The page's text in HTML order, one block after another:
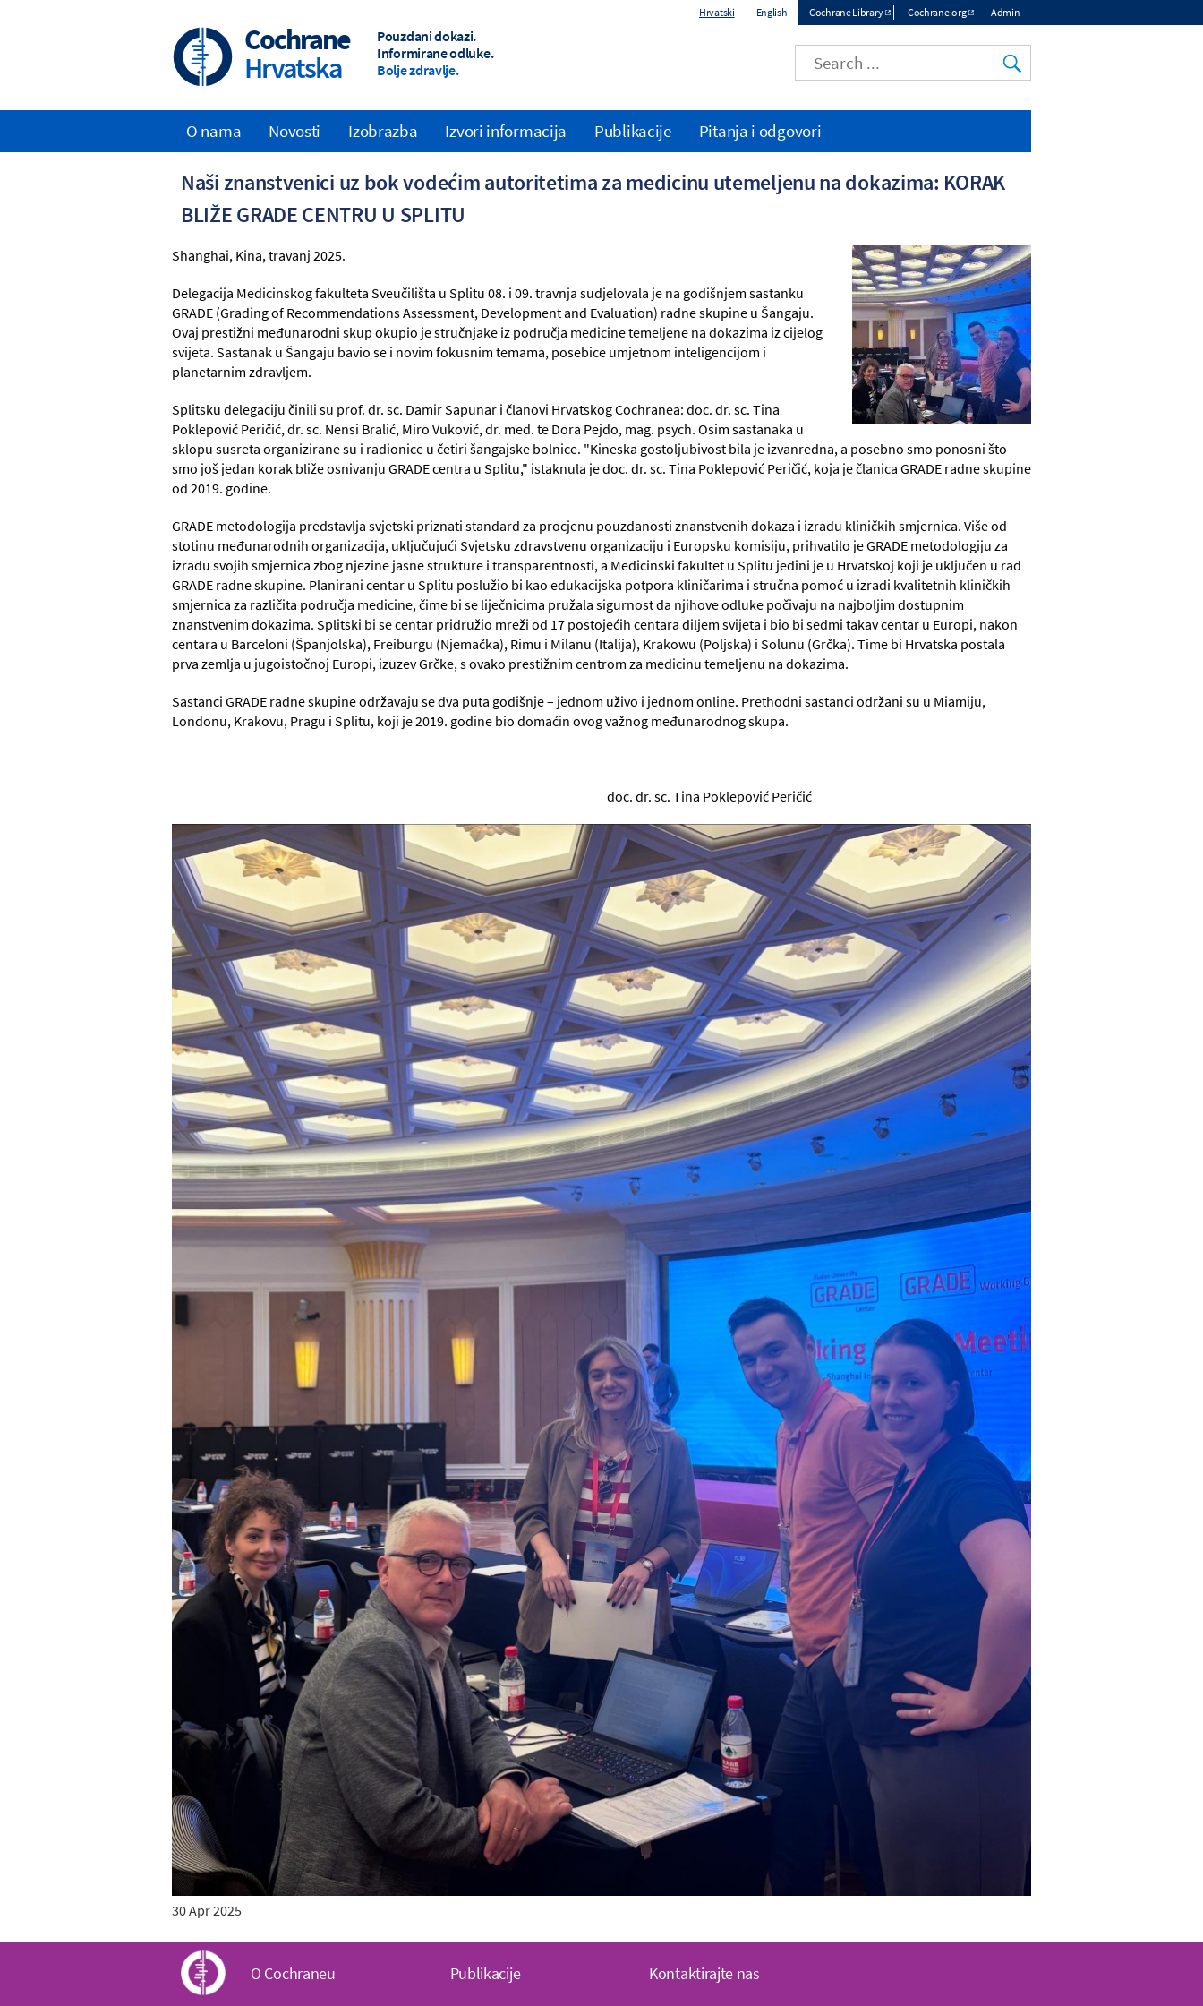
Hrvatski English
Top
menu
Cochrane Library Cochrane.org Admin
Cochrane
Hrvatska
Pouzdani dokazi.
Informirane odluke.
Bolje zdravlje.
Naši znanstvenici uz bok vodećim autoritetima za medicinu utemeljenu na dokazima: KORAK
BLIŽE GRADE CENTRU U SPLITU
Shanghai, Kina, travanj 2025.
Delegacija Medicinskog fakulteta Sveučilišta u Splitu 08. i 09. travnja sudjelovala je na godišnjem sastanku
GRADE (Grading of Recommendations Assessment, Development and Evaluation) radne skupine u Šangaju.
Ovaj prestižni međunarodni skup okupio je stručnjake iz područja medicine temeljene na dokazima iz cijelog
svijeta. Sastanak u Šangaju bavio se i novim fokusnim temama, posebice umjetnom inteligencijom i
planetarnim zdravljem.
Splitsku delegaciju činili su prof. dr. sc. Damir Sapunar i članovi Hrvatskog Cochranea: doc. dr. sc. Tina
Poklepović Peričić, dr. sc. Nensi Bralić, Miro Vuković, dr. med. te Dora Pejdo, mag. psych. Osim sastanaka u
sklopu susreta organizirane su i radionice u četiri šangajske bolnice. "Kineska gostoljubivost bila je izvanredna, a posebno smo ponosni što
smo još jedan korak bliže osnivanju GRADE centra u Splitu," istaknula je doc. dr. sc. Tina Poklepović Peričić, koja je članica GRADE radne skupine
od 2019. godine.
GRADE metodologija predstavlja svjetski priznati standard za procjenu pouzdanosti znanstvenih dokaza i izradu kliničkih smjernica. Više od
stotinu međunarodnih organizacija, uključujući Svjetsku zdravstvenu organizaciju i Europsku komisiju, prihvatilo je GRADE metodologiju za
izradu svojih smjernica zbog njezine jasne strukture i transparentnosti, a Medicinski fakultet u Splitu jedini je u Hrvatskoj koji je uključen u rad
GRADE radne skupine. Planirani centar u Splitu poslužio bi kao edukacijska potpora kliničarima i stručna pomoć u izradi kvalitetnih kliničkih
smjernica za različita područja medicine, čime bi se liječnicima pružala sigurnost da njihove odluke počivaju na najboljim dostupnim
znanstvenim dokazima. Splitski bi se centar pridružio mreži od 17 postojećih centara diljem svijeta i bio bi sedmi takav centar u Europi, nakon
centara u Barceloni (Španjolska), Freiburgu (Njemačka), Rimu i Milanu (Italija), Krakowu (Poljska) i Solunu (Grčka). Time bi Hrvatska postala
prva zemlja u jugoistočnoj Europi, izuzev Grčke, s ovako prestižnim centrom za medicinu temeljenu na dokazima.
Sastanci GRADE radne skupine održavaju se dva puta godišnje – jednom uživo i jednom online. Prethodni sastanci održani su u Miamiju,
Londonu, Krakovu, Pragu i Splitu, koji je 2019. godine bio domaćin ovog važnog međunarodnog skupa.
doc. dr. sc. Tina Poklepović Peričić
30 Apr 2025
Main
navigation
O nama Novosti Izobrazba Izvori informacija Publikacije Pitanja i odgovori
C
O Cochraneu Publikacije Kontaktirajte nas